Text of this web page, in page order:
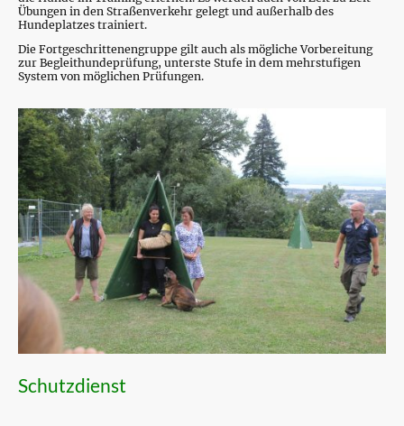
Übungen in den Straßenverkehr gelegt und außerhalb des
Hundeplatzes trainiert.
Die Fortgeschrittenengruppe gilt auch als mögliche Vorbereitung
zur Begleithundeprüfung, unterste Stufe in dem mehrstufigen
System von möglichen Prüfungen.
Schutzdienst